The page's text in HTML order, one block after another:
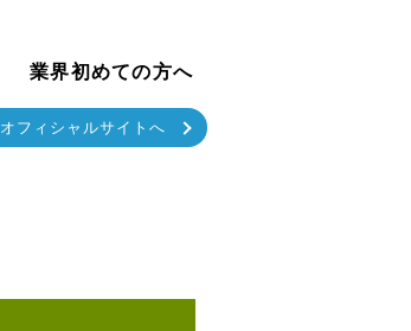
業界初めての方へ
オフィシャルサイトへ